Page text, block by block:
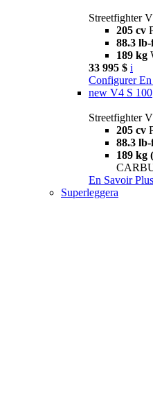
Streetfighter
205 cv
88.3
189 kg
33 995 $ i
Configurer
new V4 S 100
Streetfighter
205 cv
88.3
189 kg
En Savoir Plus
Superleggera